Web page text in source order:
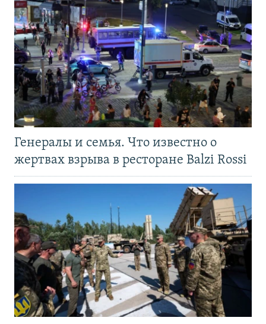
Генералы и семья. Что известно о
жертвах взрыва в ресторане Balzi Rossi